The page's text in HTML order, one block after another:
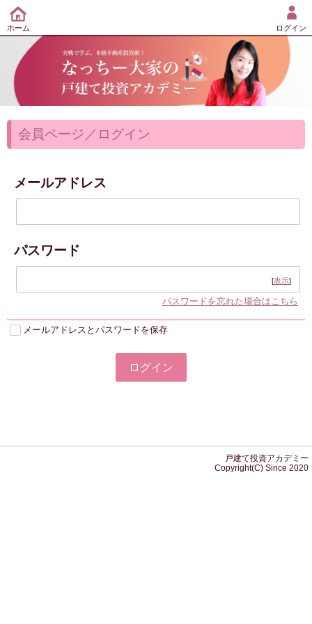
会員ページ／ログイン
メールアドレス
パスワード
[表示]
パスワードを忘れた場合はこちら
メールアドレスとパスワードを保存
戸建て投資アカデミー
Copyright(C) Since 2020
ホーム ログイン